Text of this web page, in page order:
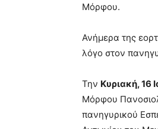
Μόρφου.
Ανήμερα της
λόγο στον
Την Κυριακή, 16
Μόρφου
πανηγυρικού